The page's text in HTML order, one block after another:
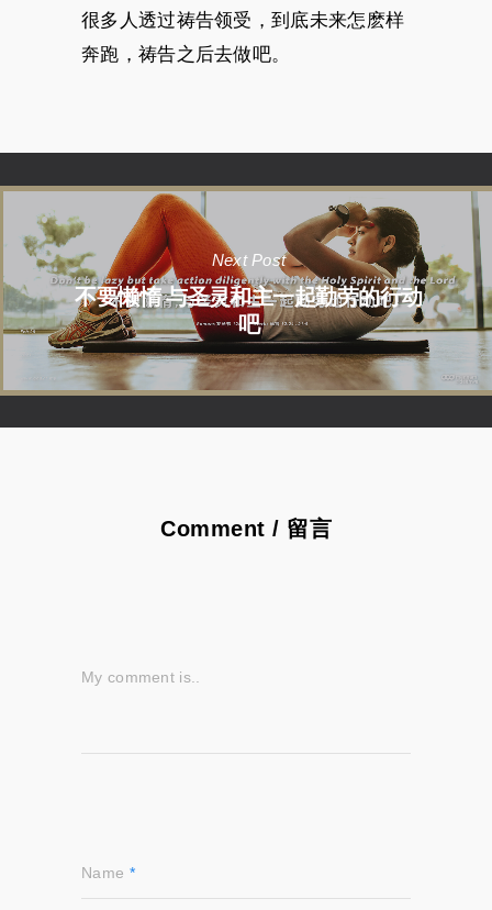
很多人透过祷告领受，到底未来怎麽样
奔跑，祷告之后去做吧。
Next Post
不要懒惰 与圣灵和主一起勤劳的行动
吧
Comment / 留言
My comment is..
Name *